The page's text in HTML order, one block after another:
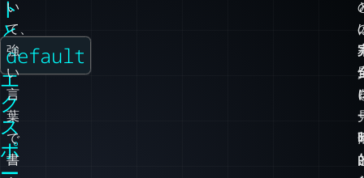
ト
と
default
エ
ク
ス
ポ
ー
い
て、
強
い
言
葉
で
書